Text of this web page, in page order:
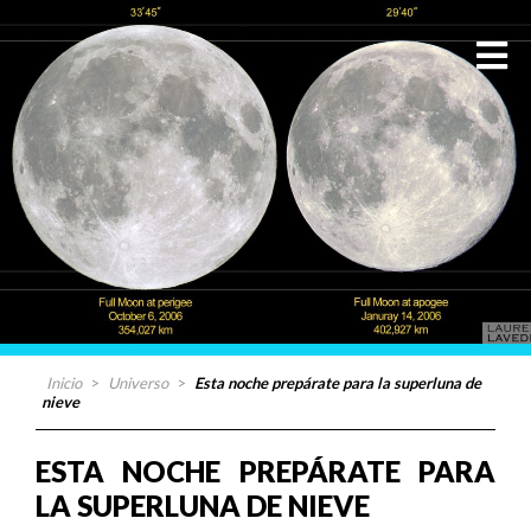
Inicio > Universo > Esta noche prepárate para la superluna de
nieve
ESTA NOCHE PREPÁRATE PARA
LA SUPERLUNA DE NIEVE